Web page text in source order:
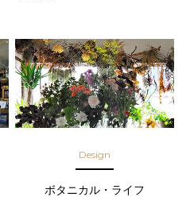
Design
ボタニカル・ライフ